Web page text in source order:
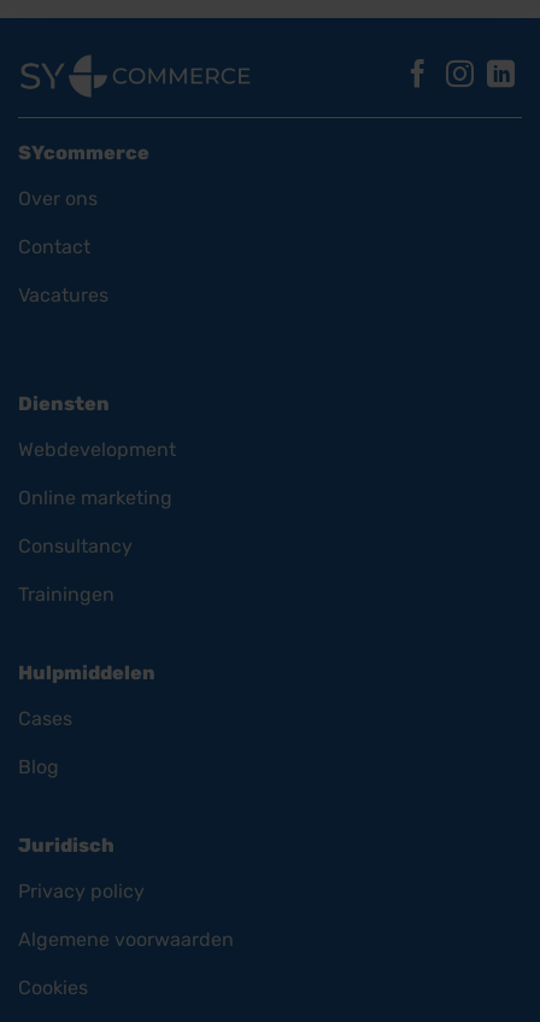
SYcommerce
Over ons
Contact
Vacatures
Diensten
Webdevelopment
Online marketing
Consultancy
Trainingen
Hulpmiddelen
Cases
Blog
Juridisch
Privacy policy
Algemene voorwaarden
Cookies